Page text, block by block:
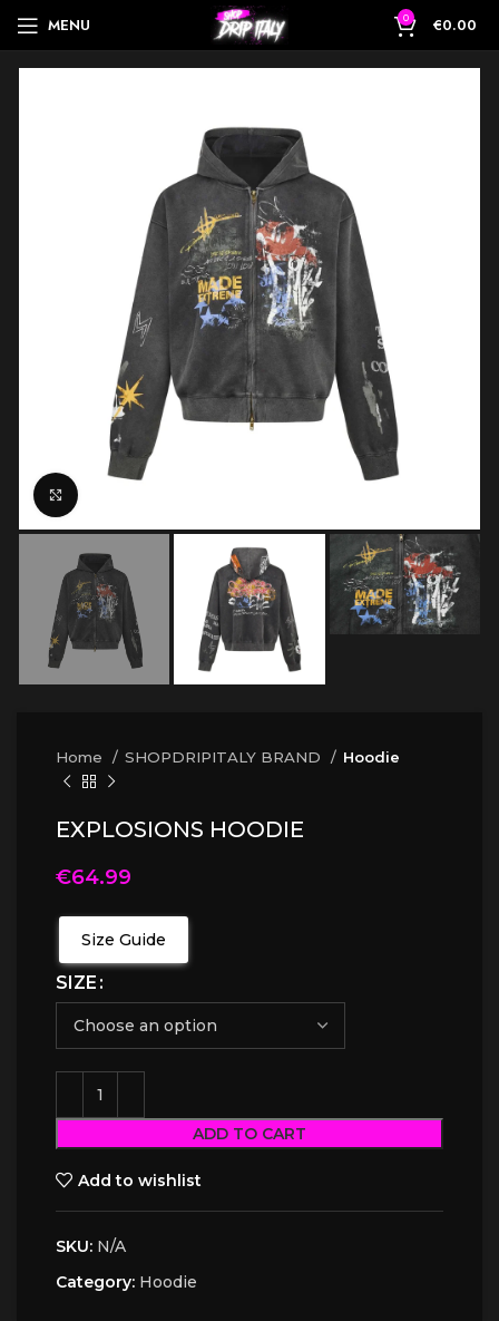
MENU 0 €0.00
Home SHOPDRIPITALY BRAND Hoodie
EXPLOSIONS HOODIE
€64.99
Size Guide
SIZE
ADD TO CART
Add to wishlist
SKU: N/A
Category: Hoodie